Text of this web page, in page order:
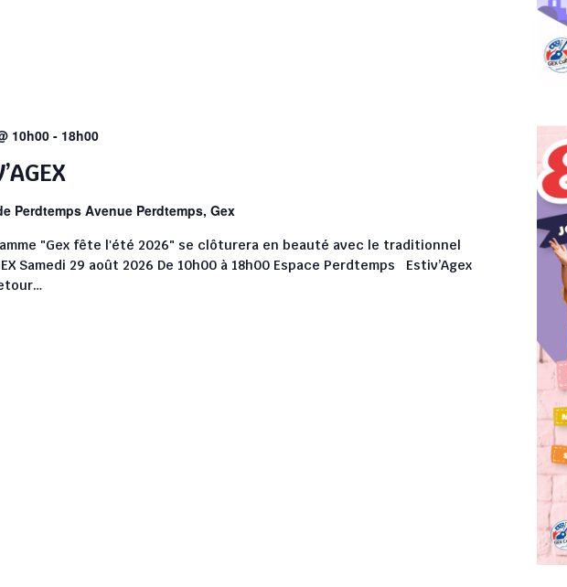
10h00- 18h00
PerdtempsAvenue Perdtemps, Gex
"Gex fête l'été 2026" se clôturera en beauté avec le traditionnel
Samedi 29 août 2026 De 10h00 à 18h00 Espace Perdtemps Estiv’Agex